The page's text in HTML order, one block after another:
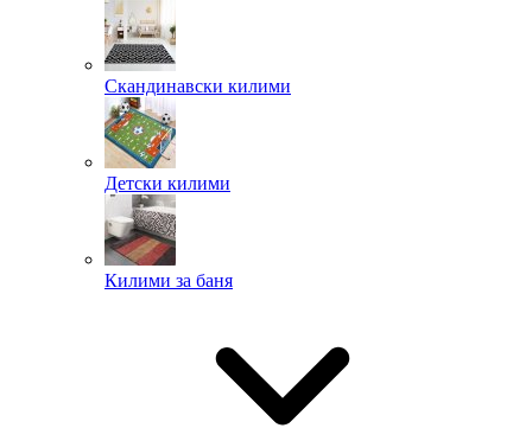
Скандинавски килими
Детски килими
Килими за баня